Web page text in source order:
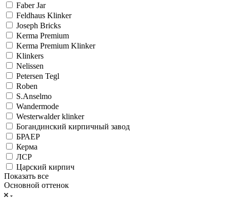
Faber Jar
Feldhaus Klinker
Joseph Bricks
Kerma Premium
Kerma Premium Klinker
Klinkers
Nelissen
Petersen Tegl
Roben
S.Anselmo
Wandermode
Westerwalder klinker
Богандинский кирпичный завод
БРАЕР
Керма
ЛСР
Царский кирпич
Показать все
Основной оттенок